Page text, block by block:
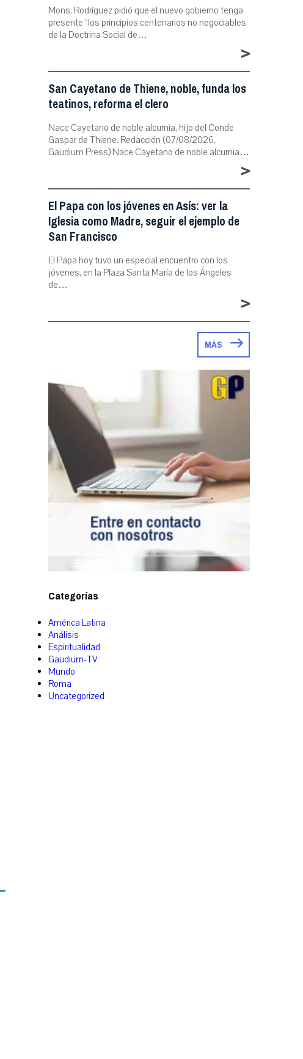
Mons. Rodríguez pidió que el nuevo gobierno tenga
presente “los principios centenarios no negociables
de la Doctrina Social de…
>
San Cayetano de Thiene, noble, funda los
teatinos, reforma el clero
Nace Cayetano de noble alcurnia, hijo del Conde
Gaspar de Thiene. Redacción (07/08/2026,
Gaudium Press) Nace Cayetano de noble alcurnia…
>
El Papa con los jóvenes en Asís: ver la
Iglesia como Madre, seguir el ejemplo de
San Francisco
El Papa hoy tuvo un especial encuentro con los
jóvenes, en la Plaza Santa María de los Ángeles
de…
>
MÁS
Categorías
América Latina
Análisis
Espiritualidad
Gaudium-TV
Mundo
Roma
Uncategorized